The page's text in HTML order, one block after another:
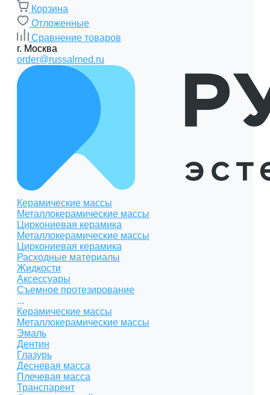
Корзина
Отложенные
Сравнение товаров
г. Москва
order@russalmed.ru
Керамические массы
Металлокерамические массы
Циркониевая керамика
Металлокерамические массы
Циркониевая керамика
Расходные материалы
Жидкости
Аксессуары
Съемное протезирование
...
Керамические массы
Металлокерамические массы
Эмаль
Дентин
Глазурь
Десневая масса
Плечевая масса
Транспарент